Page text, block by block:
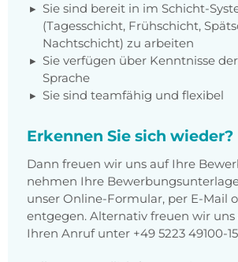
Sie sind bereit in im Schicht-
(Tagesschicht, Frühschicht,
Nachtschicht) zu arbeiten
Sie verfügen über Kenntnisse
Sprache
Sie sind teamfähig und flexibel
Erkennen Sie sich wieder?
Dann freuen wir uns auf Ihre
nehmen Ihre
unser Online-Formular, per E-Mail
entgegen. Alternativ freuen wir
Ihren Anruf unter +49 5223 49100-